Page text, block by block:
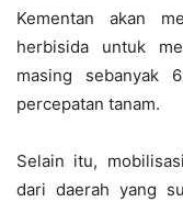
Kementan akan
herbisida untuk
masing sebanyak
percepatan tanam.
Selain itu,
dari daerah yang